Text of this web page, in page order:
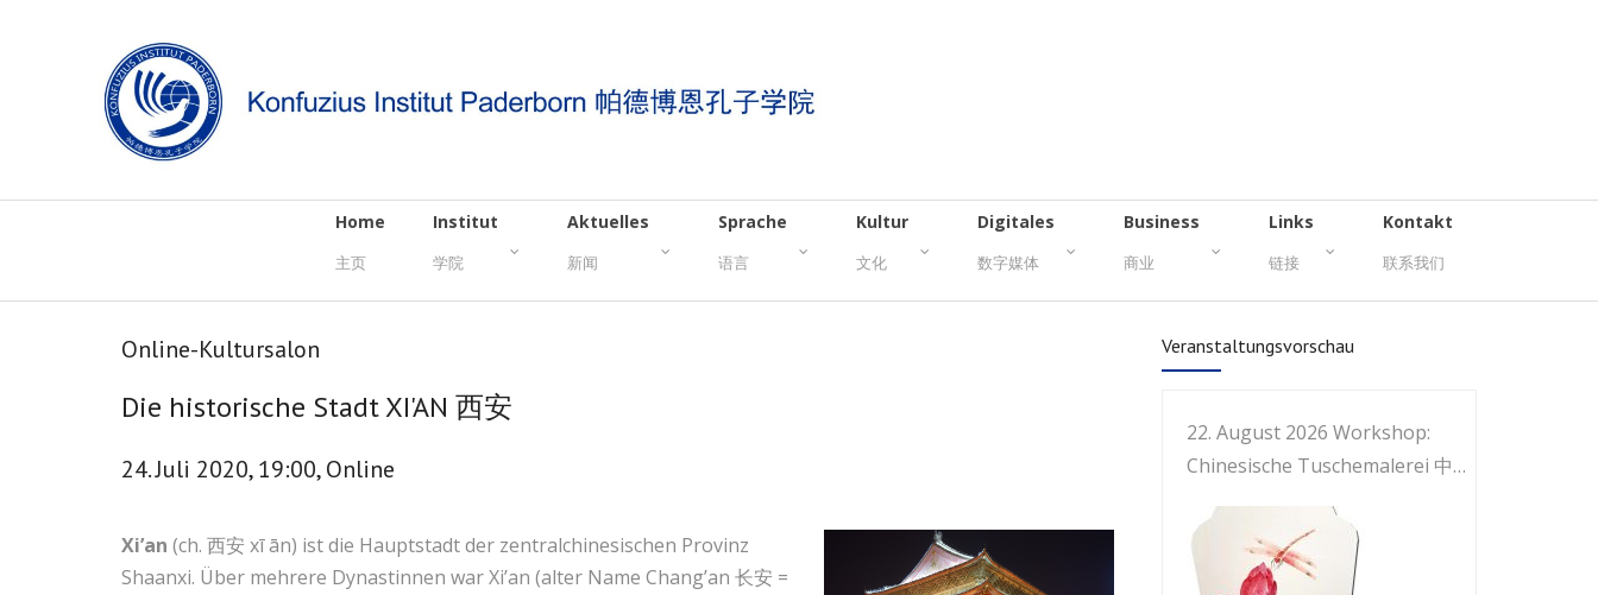
Home
主页
Institut
学院
Aktuelles
新闻
Sprache
语言
Kultur
文化
Digitales
数字媒体
Business
商业
Links
链接
Kontakt
联系我们
Online-Kultursalon
Die historische Stadt XI'AN 西安
24. Juli 2020, 19:00, Online
Xi’an (ch. 西安 xī ān) ist die Hauptstadt der zentralchinesischen Provinz
Shaanxi. Über mehrere Dynastinnen war Xi’an (alter Name Chang’an 长安 =
Veranstaltungsvorschau
22. August 2026 Workshop:
Chinesische Tuschemalerei 中国